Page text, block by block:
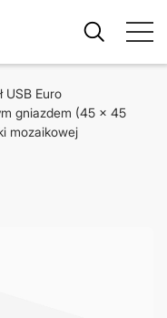
USB Euro
gniazdem (45 x 45
mozaikowej